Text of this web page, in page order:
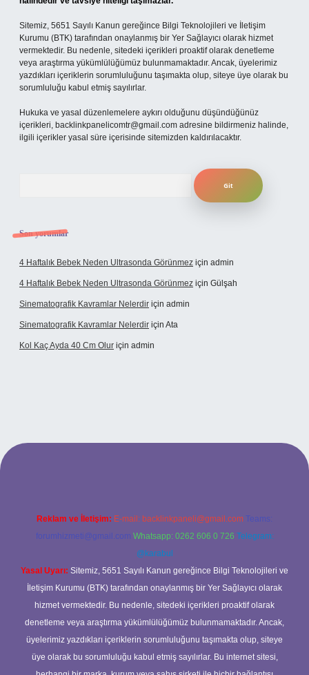
Sitemiz, 5651 Sayılı Kanun gereğince Bilgi Teknolojileri ve İletişim
Kurumu (BTK) tarafından onaylanmış bir Yer Sağlayıcı olarak hizmet
vermektedir. Bu nedenle, sitedeki içerikleri proaktif olarak denetleme
veya araştırma yükümlülüğümüz bulunmamaktadır. Ancak, üyelerimiz
yazdıkları içeriklerin sorumluluğunu taşımakta olup, siteye üye olarak bu
sorumluluğu kabul etmiş sayılırlar.
Hukuka ve yasal düzenlemelere aykırı olduğunu düşündüğünüz
içerikleri, backlinkpanelicomtr@gmail.com adresine bildirmeniz halinde,
ilgili içerikler yasal süre içerisinde sitemizden kaldırılacaktır.
Son yorumlar
4 Haftalık Bebek Neden Ultrasonda Görünmez için admin
4 Haftalık Bebek Neden Ultrasonda Görünmez için Gülşah
Sinematografik Kavramlar Nelerdir için admin
Sinematografik Kavramlar Nelerdir için Ata
Kol Kaç Ayda 40 Cm Olur için admin
Reklam ve İletişim: E-mail: backlinkpaneli@gmail.com Teams:
forumhizmeti@gmail.com Whatsapp: 0262 606 0 726 Telegram:
@karabul
Yasal Uyarı: Sitemiz, 5651 Sayılı Kanun gereğince Bilgi Teknolojileri ve
İletişim Kurumu (BTK) tarafından onaylanmış bir Yer Sağlayıcı olarak
hizmet vermektedir. Bu nedenle, sitedeki içerikleri proaktif olarak
denetleme veya araştırma yükümlülüğümüz bulunmamaktadır. Ancak,
üyelerimiz yazdıkları içeriklerin sorumluluğunu taşımakta olup, siteye
üye olarak bu sorumluluğu kabul etmiş sayılırlar. Bu internet sitesi,